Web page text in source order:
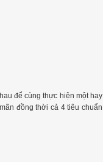
để cùng thực hiện một hay
đồng thời cả 4 tiêu chuẩn